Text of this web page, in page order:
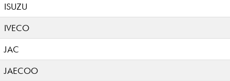
ISUZU
IVECO
JAC
JAECOO